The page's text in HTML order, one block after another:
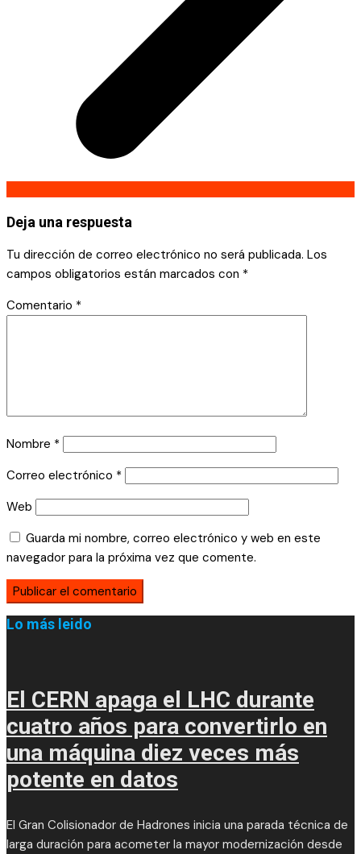
Deja una respuesta
Tu dirección de correo electrónico no será publicada. Los
campos obligatorios están marcados con *
Comentario *
Nombre *
Correo electrónico *
Web
Guarda mi nombre, correo electrónico y web en este
navegador para la próxima vez que comente.
Lo más leido
El CERN apaga el LHC durante
cuatro años para convertirlo en
una máquina diez veces más
potente en datos
El Gran Colisionador de Hadrones inicia una parada técnica de
larga duración para acometer la mayor modernización desde